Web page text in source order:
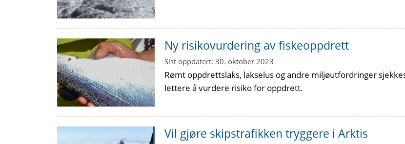
Ny risikovurdering av fiskeoppdrett
Sist oppdatert: 30. oktober 2023
Rømt oppdrettslaks, lakselus og andre miljøutfordringer
lettere å vurdere risiko for oppdrett.
Vil gjøre skipstrafikken tryggere i Arktis